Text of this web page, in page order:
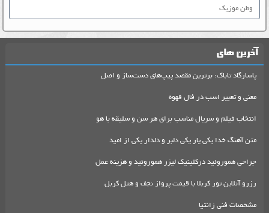
وطن موزیک
آخرین های
پاسارگاد تاباک: برترین مقصد پیپ‌های دست‌ساز و اصل
معنی و تعبیر اسب در فال قهوه
انتخاب فیلم و سریال مناسب برای هر سن و سلیقه با هو
متن آهنگ خدا یکی یار یکی دلبر و دلدار یکی از امید
جراحی هموروئید درکلینیک لیزر هموروئید و هزینه عمل
رزرو آنلاین تور کربلا با قیمت پرواز نجف و هتل کربل
مشخصات فنی زانتیا